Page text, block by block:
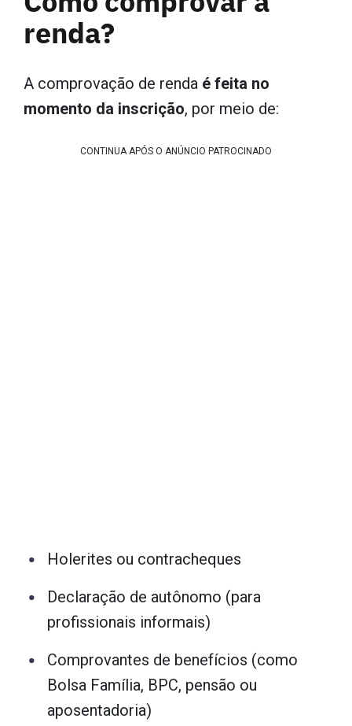
renda?
A comprovação de renda é feita no
momento da inscrição, por meio de:
CONTINUA APÓS O ANÚNCIO PATROCINADO
Holerites ou contracheques
Declaração de autônomo (para
profissionais informais)
Comprovantes de benefícios (como
Bolsa Família, BPC, pensão ou
aposentadoria)